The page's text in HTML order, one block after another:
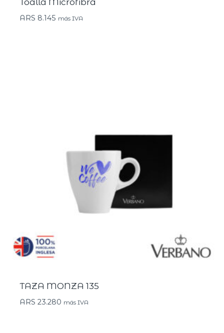
Toalla Microfibra
ARS 8.145 más IVA
TAZA MONZA 135
ARS 23.280 más IVA